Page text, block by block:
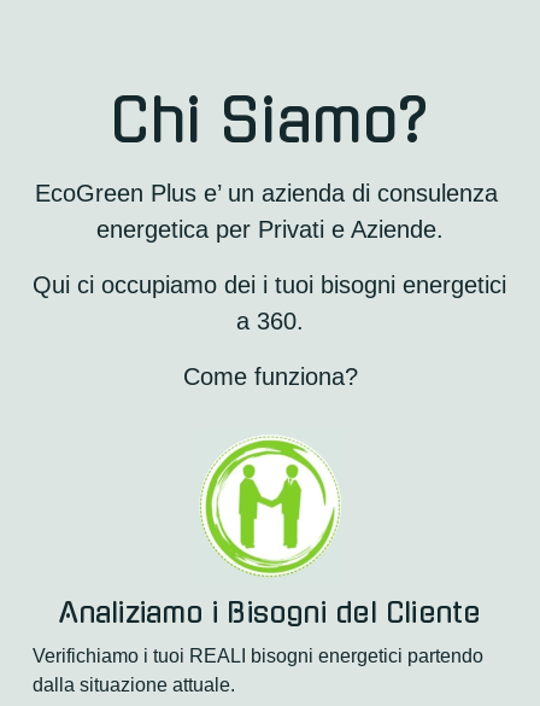
Chi Siamo?
EcoGreen Plus e’ un azienda di consulenza
energetica per Privati e Aziende.
Qui ci occupiamo dei i tuoi bisogni energetici
a 360.
Come funziona?
Analiziamo i Bisogni del Cliente
Verifichiamo i tuoi REALI bisogni energetici partendo
dalla situazione attuale.